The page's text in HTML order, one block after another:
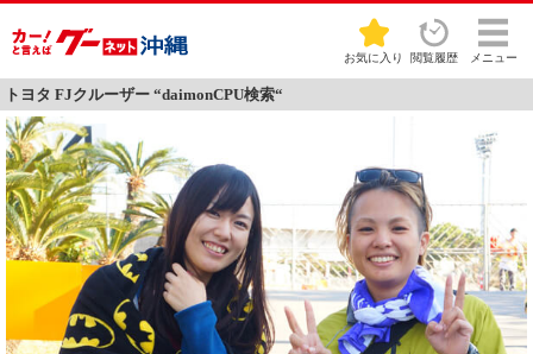
お気に入り 閲覧履歴 メニュー
トヨタ FJクルーザー “daimonCPU検索“